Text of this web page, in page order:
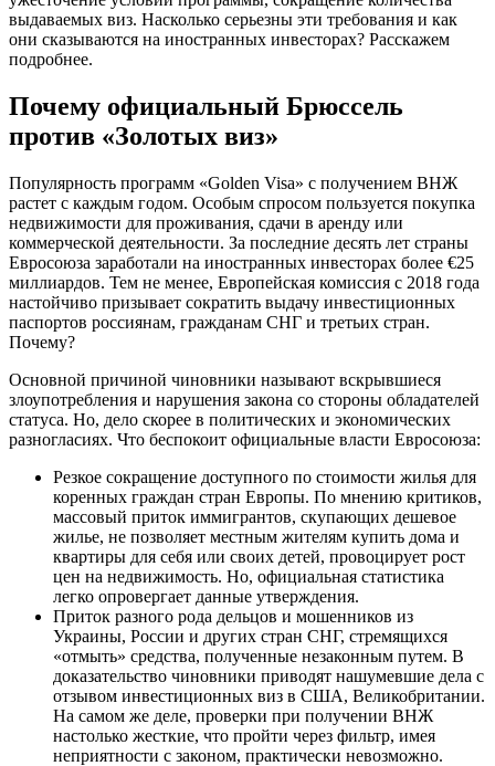
выдаваемых виз. Насколько серьезны эти требования и как
они сказываются на иностранных инвесторах? Расскажем
подробнее.
Почему официальный Брюссель
против «Золотых виз»
Популярность программ «Golden Visa» с получением ВНЖ
растет с каждым годом. Особым спросом пользуется покупка
недвижимости для проживания, сдачи в аренду или
коммерческой деятельности. За последние десять лет страны
Евросоюза заработали на иностранных инвесторах более €25
миллиардов. Тем не менее, Европейская комиссия с 2018 года
настойчиво призывает сократить выдачу инвестиционных
паспортов россиянам, гражданам СНГ и третьих стран.
Почему?
Основной причиной чиновники называют вскрывшиеся
злоупотребления и нарушения закона со стороны обладателей
статуса. Но, дело скорее в политических и экономических
разногласиях. Что беспокоит официальные власти Евросоюза:
Резкое сокращение доступного по стоимости жилья для
коренных граждан стран Европы. По мнению критиков,
массовый приток иммигрантов, скупающих дешевое
жилье, не позволяет местным жителям купить дома и
квартиры для себя или своих детей, провоцирует рост
цен на недвижимость. Но, официальная статистика
легко опровергает данные утверждения.
Приток разного рода дельцов и мошенников из
Украины, России и других стран СНГ, стремящихся
«отмыть» средства, полученные незаконным путем. В
доказательство чиновники приводят нашумевшие дела с
отзывом инвестиционных виз в США, Великобритании.
На самом же деле, проверки при получении ВНЖ
настолько жесткие, что пройти через фильтр, имея
неприятности с законом, практически невозможно.